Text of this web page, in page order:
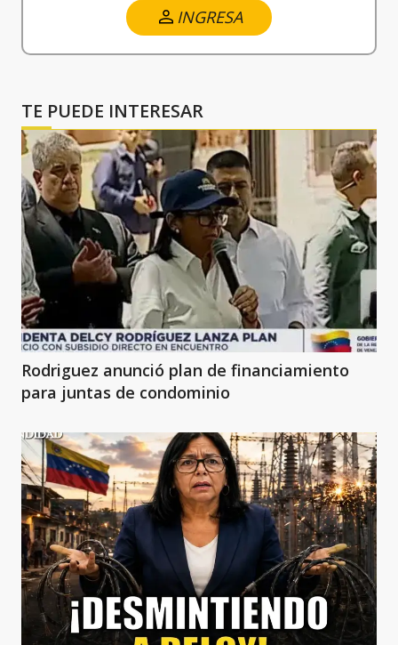
INGRESA
TE PUEDE INTERESAR
Rodriguez anunció plan de financiamiento
para juntas de condominio